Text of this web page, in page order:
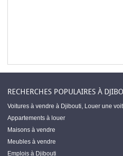
RECHERCHES POPULAIRES À
Voitures à vendre à Djibouti, Louer une
Appartements à louer
Maisons à vendre
Meubles à vendre
Emplois à Djibouti